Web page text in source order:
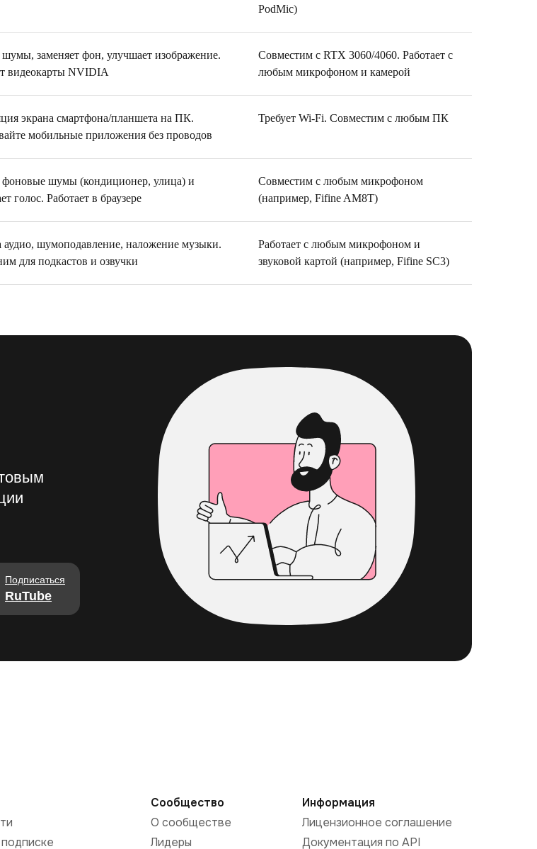
PodMic)
шумы, заменяет фон, улучшает изображение.
видеокарты NVIDIA
Совместим с RTX 3060/4060. Работает с
любым микрофоном и камерой
экрана смартфона/планшета на ПК.
мобильные приложения без проводов
Требует Wi-Fi. Совместим с любым ПК
фоновые шумы (кондиционер, улица) и
голос. Работает в браузере
Совместим с любым микрофоном
(например, Fifine AM8T)
аудио, шумоподавление, наложение музыки.
для подкастов и озвучки
Работает с любым микрофоном и
звуковой картой (например, Fifine SC3)
Подписаться
RuTube
Сообщество
О сообществе
Лидеры
Информация
Лицензионное соглашение
Документация по API